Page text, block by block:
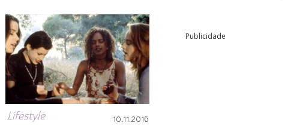
Lifestyle 10.11.2016
Publicidade